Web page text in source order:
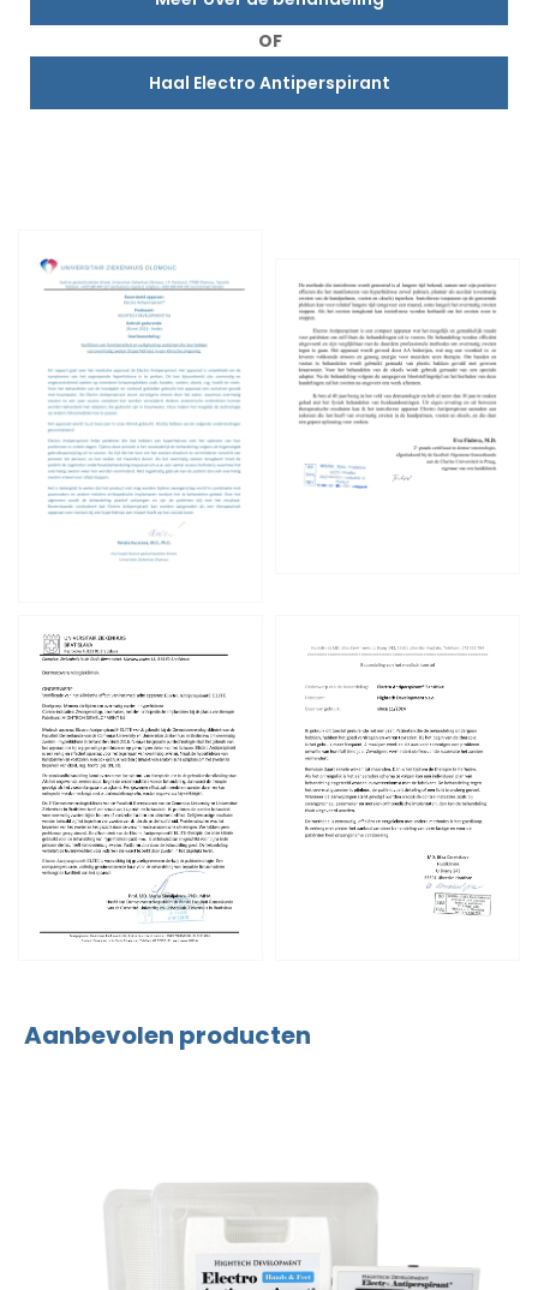
OF
Haal Electro Antiperspirant
Aanbevolen producten